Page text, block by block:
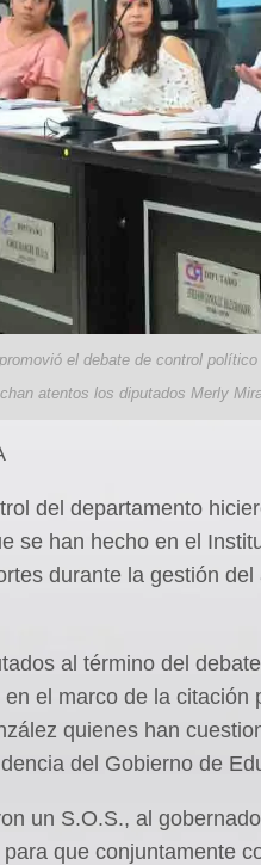
el debate de control
atentos los diputados Merly
del departamento
se han hecho en el
durante la gestión
al término del
el marco de la citación
quienes han
del Gobierno de
un S.O.S., al
que conjuntamente